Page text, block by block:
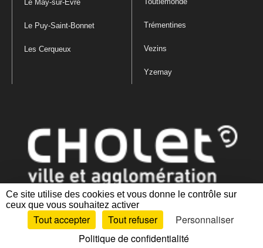
Ce site utilise des cookies et vous donne le contrôle sur
ceux que vous souhaitez activer
Tout accepter Tout refuser
Personnaliser
Politique de confidentialité
Le May-sur-Èvre
Le Puy-Saint-Bonnet
Les Cerqueux
Trémentines
Vezins
Yzernay
Mentions légales|Politique de confidentialité
des cookies |Plan du site Accessibilité : partiellement conforme